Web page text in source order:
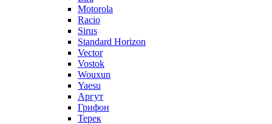
Motorola
Racio
Sirus
Standard Horizon
Vector
Vostok
Wouxun
Yaesu
Аргут
Грифон
Терек